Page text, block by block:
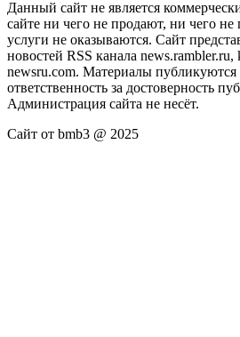
Данный сайт не является
сайте ни чего не продают, ни чего
услуги не оказываются. Сайт
новостей RSS канала news.rambler.ru,
newsru.com. Материалы публикуются
ответственность за достоверность
Администрация сайта не несёт.
Сайт от bmb3 @ 2025